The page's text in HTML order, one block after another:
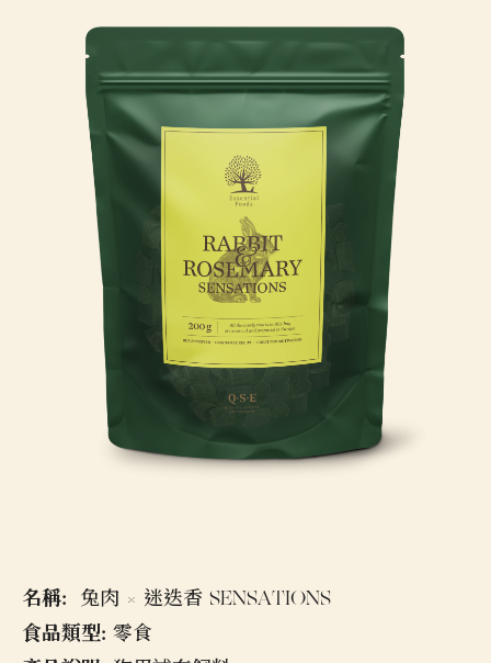
名稱: 兔肉 × 迷迭香 SENSATIONS
食品類型: 零食